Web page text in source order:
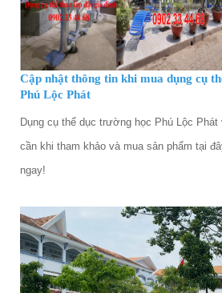
Cập nhật thông tin khi mua dụng cụ
Phú Lộc Phát
Dụng cụ thể dục trường học Phú Lộc
cần khi tham khảo và mua sản phẩm tại
ngay!